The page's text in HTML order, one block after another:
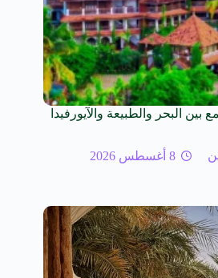
البحر والطبيعة والآيورفيدا
8 أغسطس 2026